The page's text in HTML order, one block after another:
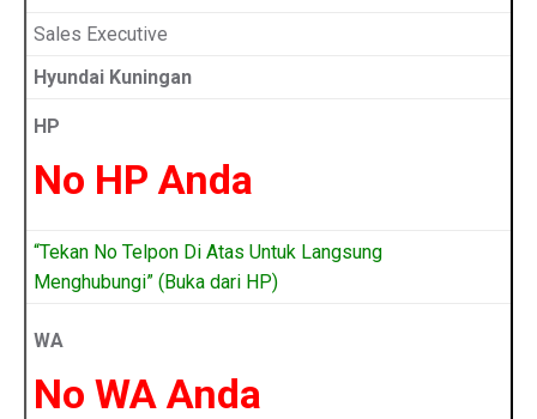
Sales Executive
Hyundai Kuningan
HP
No HP Anda
“Tekan No Telpon Di Atas Untuk Langsung
Menghubungi” (Buka dari HP)
WA
No WA Anda